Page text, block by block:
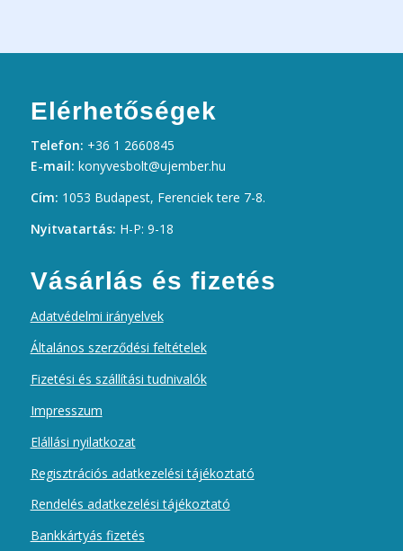
Elérhetőségek
Telefon: +36 1 2660845
E-mail: konyvesbolt@ujember.hu
Cím: 1053 Budapest, Ferenciek tere 7-8.
Nyitvatartás: H-P: 9-18
Vásárlás és fizetés
Adatvédelmi irányelvek
Általános szerződési feltételek
Fizetési és szállítási tudnivalók
Impresszum
Elállási nyilatkozat
Regisztrációs adatkezelési tájékoztató
Rendelés adatkezelési tájékoztató
Bankkártyás fizetés